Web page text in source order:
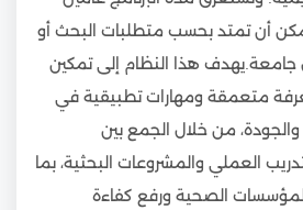
أن تمتد بحسب متطلبات البحث أو
هذا النظام إلى تمكين
متعمقة ومهارات تطبيقية في
والجودة، من خلال الجمع بين
العملي والمشروعات البحثية، بما
الصحية ورفع كفاءة